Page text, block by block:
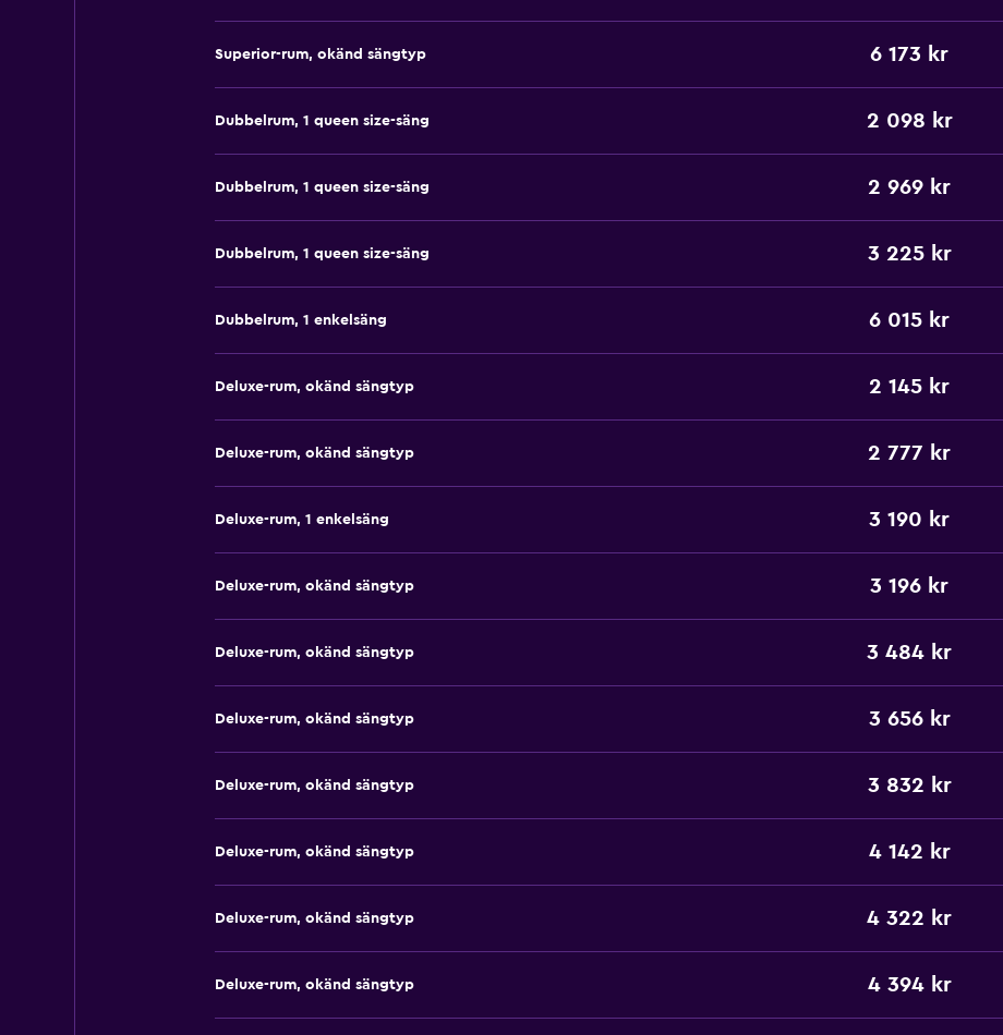
Superior-rum, okänd sängtyp 6 173 kr
Dubbelrum, 1 queen size-säng 2 098 kr
Dubbelrum, 1 queen size-säng 2 969 kr
Dubbelrum, 1 queen size-säng 3 225 kr
Dubbelrum, 1 enkelsäng 6 015 kr
Deluxe-rum, okänd sängtyp 2 145 kr
Deluxe-rum, okänd sängtyp 2 777 kr
Deluxe-rum, 1 enkelsäng 3 190 kr
Deluxe-rum, okänd sängtyp 3 196 kr
Deluxe-rum, okänd sängtyp 3 484 kr
Deluxe-rum, okänd sängtyp 3 656 kr
Deluxe-rum, okänd sängtyp 3 832 kr
Deluxe-rum, okänd sängtyp 4 142 kr
Deluxe-rum, okänd sängtyp 4 322 kr
Deluxe-rum, okänd sängtyp 4 394 kr